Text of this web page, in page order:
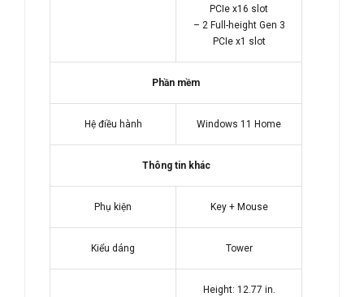
PCIe x16 slot
– 2 Full-height Gen 3
PCIe x1 slot
Phần mềm
Hệ điều hành Windows 11 Home
Thông tin khác
Phụ kiện Key + Mouse
Kiểu dáng Tower
Height: 12.77 in.